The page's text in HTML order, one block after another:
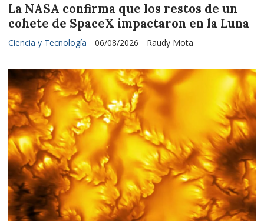
La NASA confirma que los restos de un
cohete de SpaceX impactaron en la Luna
Raudy Mota
Ciencia y Tecnología 06/08/2026